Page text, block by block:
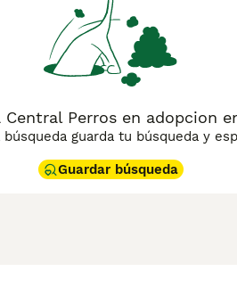
Perros en adopcion
guarda tu búsqueda y
Guardar búsqueda